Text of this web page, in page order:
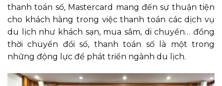
thanh toán số, Mastercard mang đến sự thuận tiện
cho khách hàng trong việc thanh toán các dịch vụ
du lịch như khách sạn, mua sắm, di chuyển… đồng
thời chuyển đổi số, thanh toán số là một trong
những động lực để phát triển ngành du lịch.